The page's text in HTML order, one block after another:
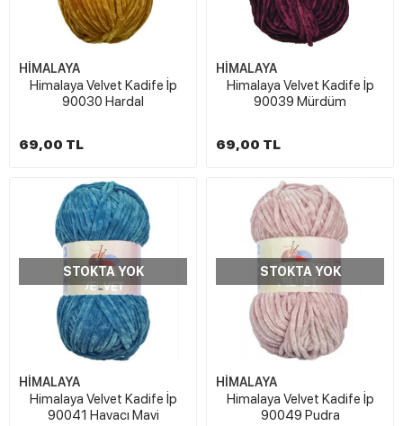
HİMALAYA
Himalaya Velvet Kadife İp
90030 Hardal
69,00 TL
HİMALAYA
Himalaya Velvet Kadife İp
90039 Mürdüm
69,00 TL
STOKTA YOK
HİMALAYA
Himalaya Velvet Kadife İp
90041 Havacı Mavi
STOKTA YOK
HİMALAYA
Himalaya Velvet Kadife İp
90049 Pudra